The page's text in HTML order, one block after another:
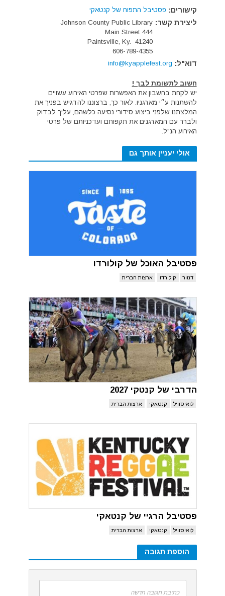
קישורים: פסטיבל התפוח של קנטאקי
ליצירת קשר: Johnson County Public Library
444 Main Street
Paintsville, Ky. 41240
606-789-4355
דוא"ל: info@kyapplefest.org
חשוב לתשומת לבך !
יש לקחת בחשבון את האפשרות שפרטי האירוע עשויים
להשתנות ע״י מארגניו. לאור כך, ברצוננו להדגיש בפניך את
המלצתנו שלפני ביצוע סידורי נסיעה כלשהם, עליך לבדוק
ולברר עם המארגנים את תקפותם ועדכניותם של פרטי
האירוע הנ"ל.
אולי יעניין אותך גם
פסטיבל האוכל של קולורדו
דנוור קולורדו ארצות הברית
הדרבי של קנטקי 2027
לואיסוויל קנטאקי ארצות הברית
פסטיבל הרגיי של קנטאקי
לואיסוויל קנטאקי ארצות הברית
הוספת תגובה
כתיבת תגובה חדשה